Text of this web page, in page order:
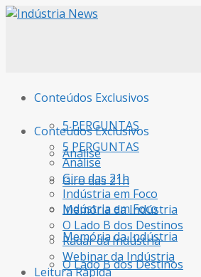
Conteúdos Exclusivos
5 PERGUNTAS
Análise
Giro das 21h
Indústria em Foco
Memória da Indústria
O Lado B dos Destinos
Conteúdos Exclusivos
5 PERGUNTAS
Análise
Giro das 21h
Indústria em Foco
Memória da Indústria
O Lado B dos Destinos
Radar da Indústria
Webinar da Indústria
Leitura Rápida